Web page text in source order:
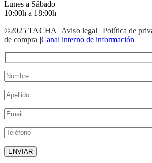
Lunes a Sábado
10:00h a 18:00h
©2025 TACHA | Aviso legal | Política de
de compra |Canal interno de información